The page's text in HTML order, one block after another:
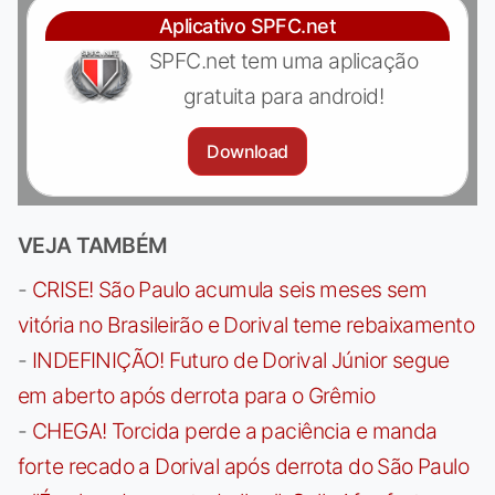
Aplicativo SPFC.net
SPFC.net tem uma aplicação
gratuita para android!
Download
VEJA TAMBÉM
- CRISE! São Paulo acumula seis meses sem
vitória no Brasileirão e Dorival teme rebaixamento
- INDEFINIÇÃO! Futuro de Dorival Júnior segue
em aberto após derrota para o Grêmio
- CHEGA! Torcida perde a paciência e manda
forte recado a Dorival após derrota do São Paulo